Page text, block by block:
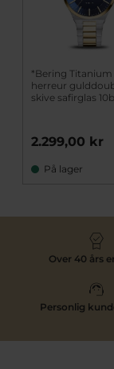
*Bering Titanium
herreur
skive safirglas
2.299,00 kr
På lager
Over 40 års
Personlig